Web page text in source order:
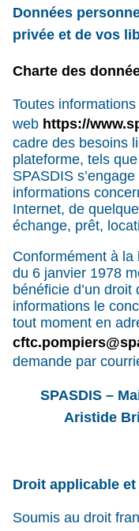
Données
privée et de vos
Charte des
Toutes
web https://
cadre des besoins
plateforme, tels
SPASDIS
informations
Internet, de
échange, prêt,
Conformément à
du 6 janvier 1978
bénéficie d’un
informations le
tout moment en
demande par
SPASDIS –
Aristide
Droit applicable
Soumis au droit